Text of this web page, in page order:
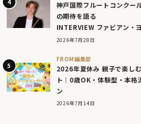
神戸国際フルートコンクー
の期待を語る
INTERVIEW ファビアン・
2026年7月28日
FROM編集部
2026年夏休み 親子で楽し
ト｜0歳OK・体験型・本格
ン
2026年7月14日